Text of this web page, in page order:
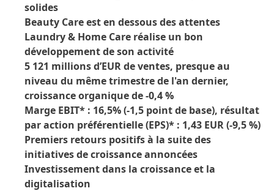
solides
Beauty Care est en dessous des attentes
Laundry & Home Care réalise un bon
développement de son activité
5 121 millions d’EUR de ventes, presque au
niveau du même trimestre de l'an dernier,
croissance organique de -0,4 %
Marge EBIT* : 16,5%(-1,5 point de base), résultat
par action préférentielle(EPS)* : 1,43 EUR(-9,5 %)
Premiers retours positifs à la suite des
initiatives de croissance annoncées
Investissement dans la croissance et la
digitalisation